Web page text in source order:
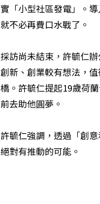
實「小型社區發電」。
就不必再費口水戰了。
採訪尚未結束，許毓仁
創新、創業較有想法，
橋。許毓仁提起19歲荷
前去助他圓夢。
許毓仁強調，透過「創
絕對有推動的可能。